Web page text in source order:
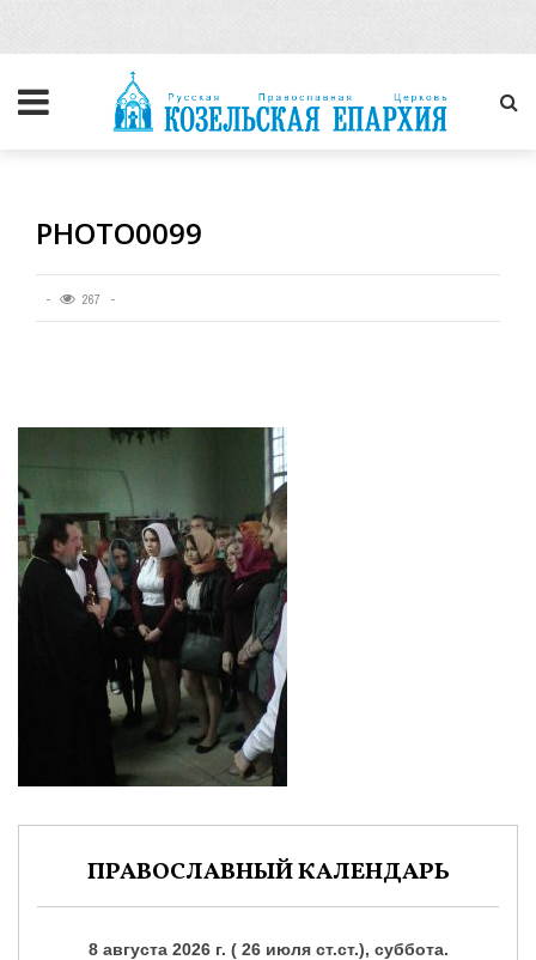
PHOTO0099
267
ПРАВОСЛАВНЫЙ КАЛЕНДАРЬ
8 августа 2026 г. ( 26 июля ст.ст.), суббота.